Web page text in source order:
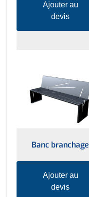
Ajouter au
devis
Banc branchage
Ajouter au
devis